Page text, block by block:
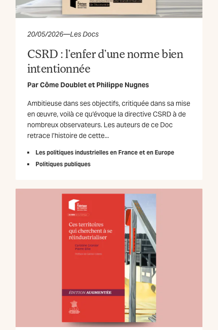
20/05/2026—Les Docs
CSRD : l’enfer d’une norme bien
intentionnée
ParCôme Doubletet Philippe Nugnes
Ambitieuse dans ses objectifs, critiquée dans sa mise
en œuvre, voilà ce qu’évoque la directive CSRD à de
nombreux observateurs. Les auteurs de ce Doc
retrace l’histoire de cette...
Les politiques industrielles en France et en Europe
Politiques publiques